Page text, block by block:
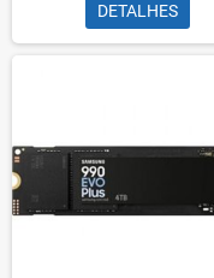
DETALHES